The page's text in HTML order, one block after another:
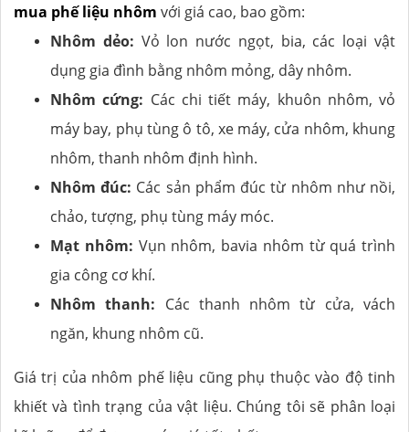
mua phế liệu nhôm với giá cao, bao gồm:
Nhôm dẻo: Vỏ lon nước ngọt, bia, các loại vật
dụng gia đình bằng nhôm mỏng, dây nhôm.
Nhôm cứng: Các chi tiết máy, khuôn nhôm, vỏ
máy bay, phụ tùng ô tô, xe máy, cửa nhôm, khung
nhôm, thanh nhôm định hình.
Nhôm đúc: Các sản phẩm đúc từ nhôm như nồi,
chảo, tượng, phụ tùng máy móc.
Mạt nhôm: Vụn nhôm, bavia nhôm từ quá trình
gia công cơ khí.
Nhôm thanh: Các thanh nhôm từ cửa, vách
ngăn, khung nhôm cũ.
Giá trị của nhôm phế liệu cũng phụ thuộc vào độ tinh
khiết và tình trạng của vật liệu. Chúng tôi sẽ phân loại